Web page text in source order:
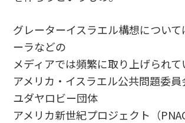
グレーターイスラエル構想につい
ーラなどの
メディアでは頻繁に取り上げられて
アメリカ・イスラエル公共問題委員
ユダヤロビー団体
アメリカ新世紀プロジェクト（